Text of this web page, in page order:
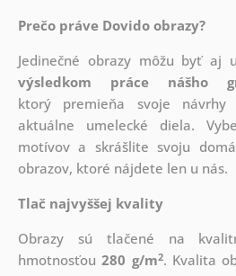
Prečo práve Dovido obrazy?
Jedinečné obrazy môžu byť aj
výsledkom práce nášho
ktorý premieňa svoje
aktuálne umelecké diela.
motívov a skrášlite svoju
obrazov, ktoré nájdete len u nás.
Tlač najvyššej kvality
Obrazy sú tlačené na
hmotnosťou280 g/m2. Kvalita